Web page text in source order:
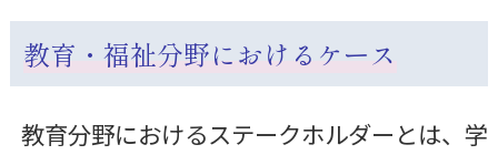
教育・福祉分野におけるケース
教育分野におけるステークホルダーとは、学